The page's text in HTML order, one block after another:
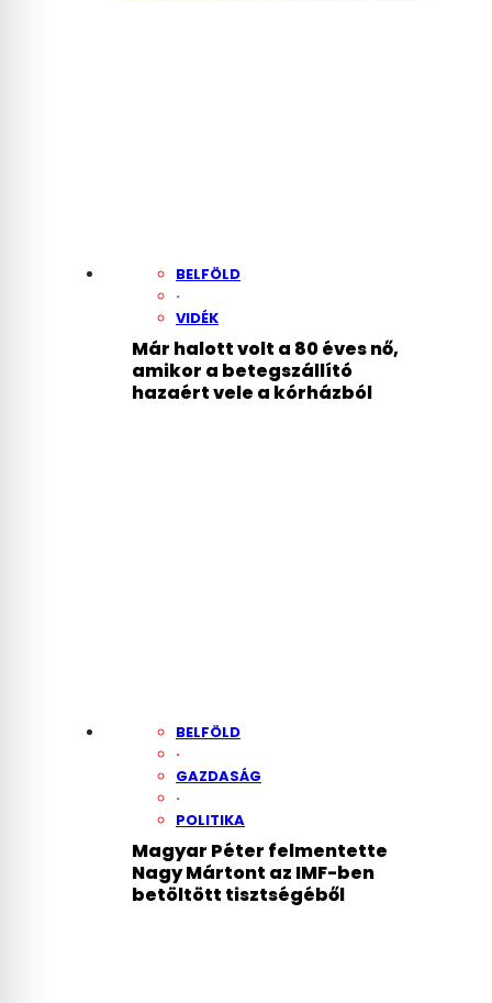
BELFÖLD
·
VIDÉK
Már halott volt a 80 éves nő,
amikor a betegszállító
hazaért vele a kórházból
BELFÖLD
·
GAZDASÁG
·
POLITIKA
Magyar Péter felmentette
Nagy Mártont az IMF-ben
betöltött tisztségéből